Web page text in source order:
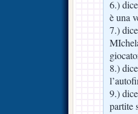
6.)
è una
7.)
8.)
9.)
partite